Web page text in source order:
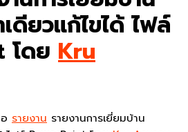
ดียวแก้ไขได้ ไฟล์
โดย Kru
รายงาน รายงานการเยี่ยมบ้าน